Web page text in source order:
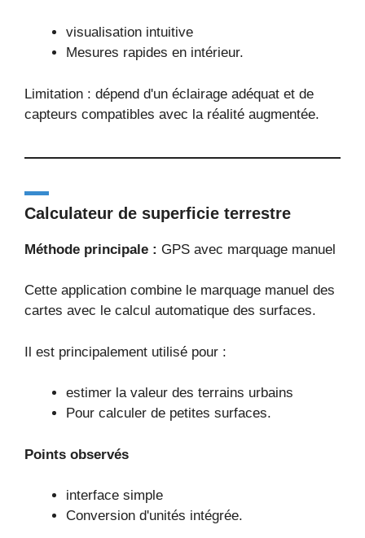
visualisation intuitive
Mesures rapides en intérieur.
Limitation : dépend d'un éclairage adéquat et de
capteurs compatibles avec la réalité augmentée.
Calculateur de superficie terrestre
Méthode principale : GPS avec marquage manuel
Cette application combine le marquage manuel des
cartes avec le calcul automatique des surfaces.
Il est principalement utilisé pour :
estimer la valeur des terrains urbains
Pour calculer de petites surfaces.
Points observés
interface simple
Conversion d'unités intégrée.